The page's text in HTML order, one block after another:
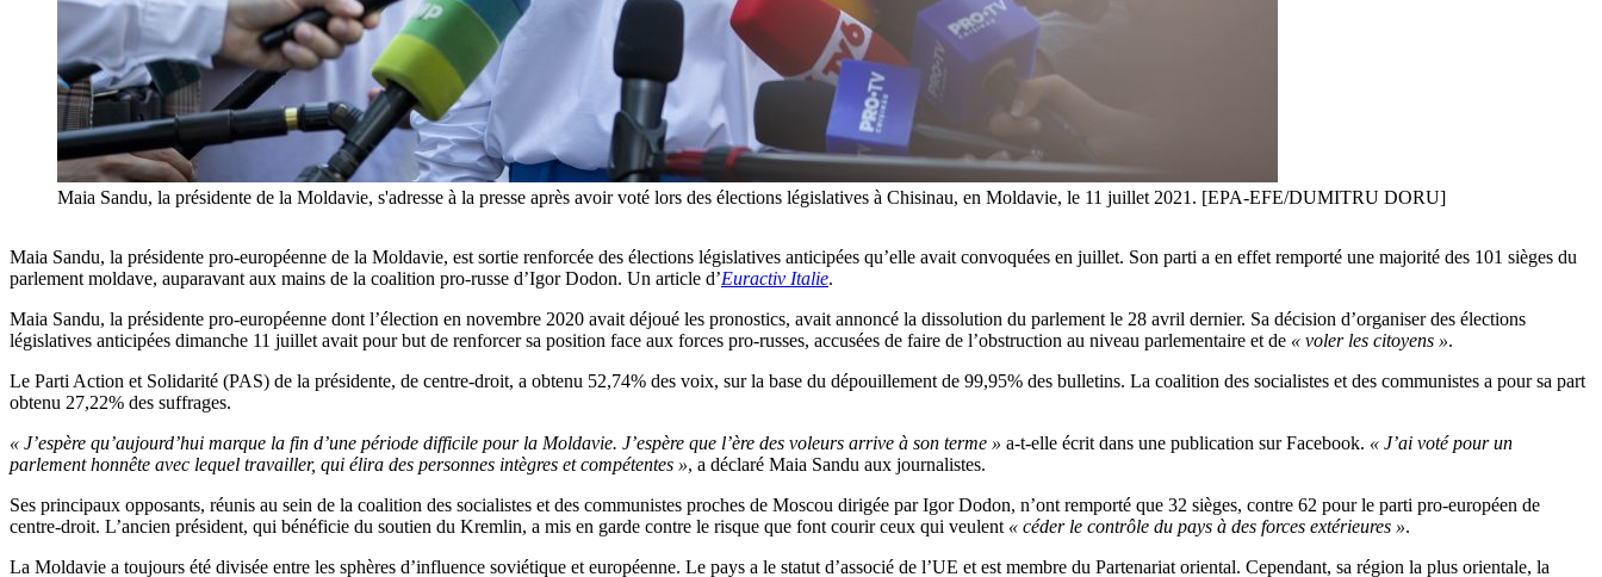
Maia Sandu, la présidente de la Moldavie, s'adresse à la presse après avoir voté lors des élections législatives à Chisinau, en Moldavie, le 11 juillet 2021. [EPA-EFE/DUMITRU DORU]
Maia Sandu, la présidente pro-européenne de la Moldavie, est sortie renforcée des élections législatives anticipées qu’elle avait convoquées en juillet. Son parti a en effet remporté une majorité des 101 sièges du
parlement moldave, auparavant aux mains de la coalition pro-russe d’Igor Dodon. Un article d’Euractiv Italie.
Maia Sandu, la présidente pro-européenne dont l’élection en novembre 2020 avait déjoué les pronostics, avait annoncé la dissolution du parlement le 28 avril dernier. Sa décision d’organiser des élections
législatives anticipées dimanche 11 juillet avait pour but de renforcer sa position face aux forces pro-russes, accusées de faire de l’obstruction au niveau parlementaire et de « voler les citoyens ».
Le Parti Action et Solidarité (PAS) de la présidente, de centre-droit, a obtenu 52,74% des voix, sur la base du dépouillement de 99,95% des bulletins. La coalition des socialistes et des communistes a pour sa part
obtenu 27,22% des suffrages.
« J’espère qu’aujourd’hui marque la fin d’une période difficile pour la Moldavie. J’espère que l’ère des voleurs arrive à son terme » a-t-elle écrit dans une publication sur Facebook. « J’ai voté pour un
parlement honnête avec lequel travailler, qui élira des personnes intègres et compétentes », a déclaré Maia Sandu aux journalistes.
Ses principaux opposants, réunis au sein de la coalition des socialistes et des communistes proches de Moscou dirigée par Igor Dodon, n’ont remporté que 32 sièges, contre 62 pour le parti pro-européen de
centre-droit. L’ancien président, qui bénéficie du soutien du Kremlin, a mis en garde contre le risque que font courir ceux qui veulent « céder le contrôle du pays à des forces extérieures ».
La Moldavie a toujours été divisée entre les sphères d’influence soviétique et européenne. Le pays a le statut d’associé de l’UE et est membre du Partenariat oriental. Cependant, sa région la plus orientale, la